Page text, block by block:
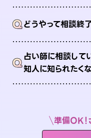
Qどうやって相談終
Q占い師に相談して
知人に知られたく
準備OK！